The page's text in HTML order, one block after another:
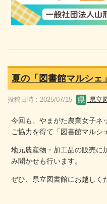
夏の「図書館マルシェ
投稿日時 : 2025/07/15 県立
今回も、やまがた農業女子ネ
ご協力を得て「図書館マルシ
地元農産物・加工品の販売に
み聞かせも行います。
ぜひ、県立図書館にお越しく